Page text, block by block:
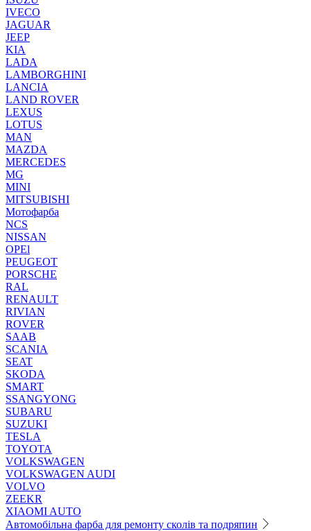
IVECO
JAGUAR
JEEP
KIA
LADA
LAMBORGHINI
LANCIA
LAND ROVER
LEXUS
LOTUS
MAN
MAZDA
MERCEDES
MG
MINI
MITSUBISHI
Мотофарба
NCS
NISSAN
OPEl
PEUGEOT
PORSCHE
RAL
RENAULT
RIVIAN
ROVER
SAAB
SCANIA
SEAT
SKODA
SMART
SSANGYONG
SUBARU
SUZUKI
TESLA
TOYOTA
VOLKSWAGEN
VOLKSWAGEN AUDI
VOLVO
ZEEKR
XIAOMI AUTO
Автомобільна фарба для ремонту сколів та подряпин